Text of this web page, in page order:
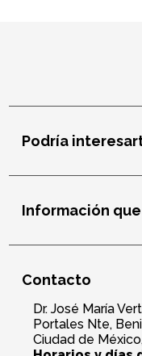
Podría
Información
Contacto
Dr. José María
Portales Nte,
Ciudad de